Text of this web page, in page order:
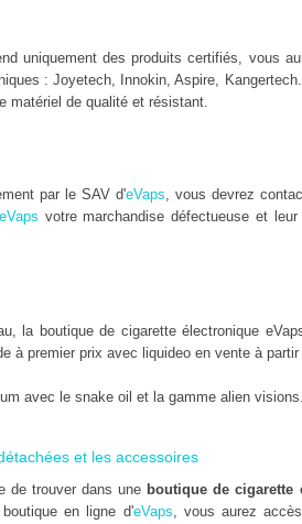
uniquement des produits certifiés, vous
: Joyetech, Innokin, Aspire,
matériel de qualité et résistant.
par le SAV d'eVaps, vous devrez
votre marchandise défectueuse et
la boutique de cigarette électronique
à premier prix avec liquideo en vente à
avec le snake oil et la gamme alien visions.
et les accessoires
de trouver dans une boutique de cigarette
en ligne d'eVaps, vous aurez